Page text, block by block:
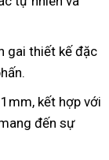
gai thiết kế đặc
kết hợp với
đến sự